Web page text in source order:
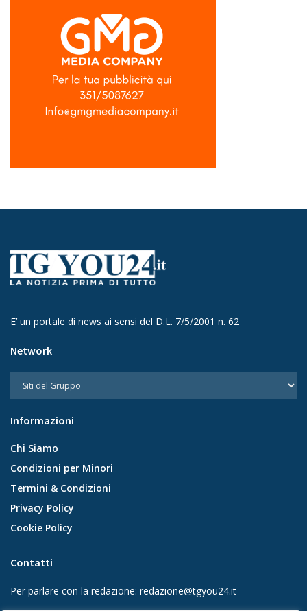
E’ un portale di news ai sensi del D.L. 7/5/2001 n. 62
Network
Informazioni
Chi Siamo
Condizioni per Minori
Termini & Condizioni
Privacy Policy
Cookie Policy
Contatti
Per parlare con la redazione: redazione@tgyou24.it